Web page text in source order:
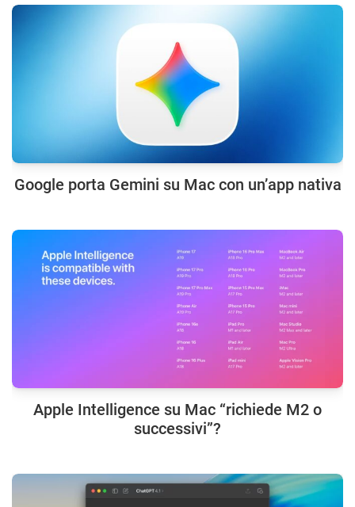
Google porta Gemini su Mac con un’app nativa
Apple Intelligence su Mac “richiede M2 o
successivi”?